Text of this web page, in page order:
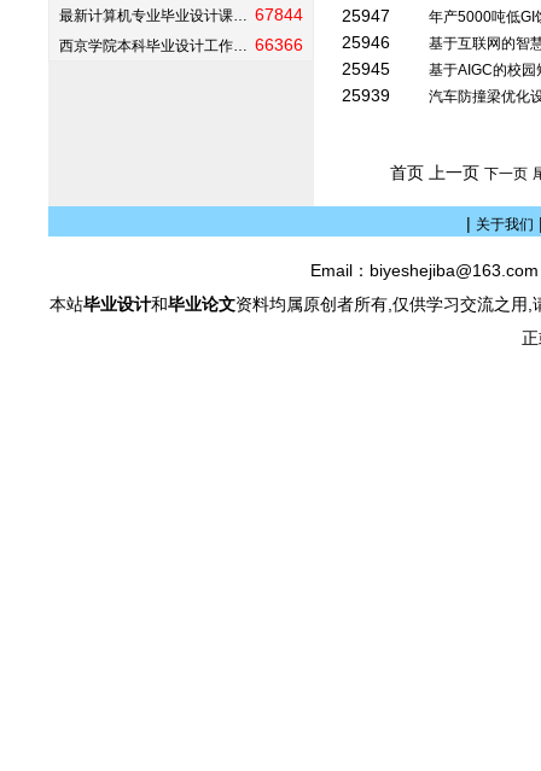
最新计算机专业毕业设计课… 67844
西京学院本科毕业设计工作… 66366
25947 年产5000吨低
25946 基于互联网的智
25945 基于AIGC的校
25939 汽车防撞梁优化
首页 上一页 下一页
| 关于我们
Email：
本站毕业设计和毕业论文资料均属原创者所有,仅供学习交流之用